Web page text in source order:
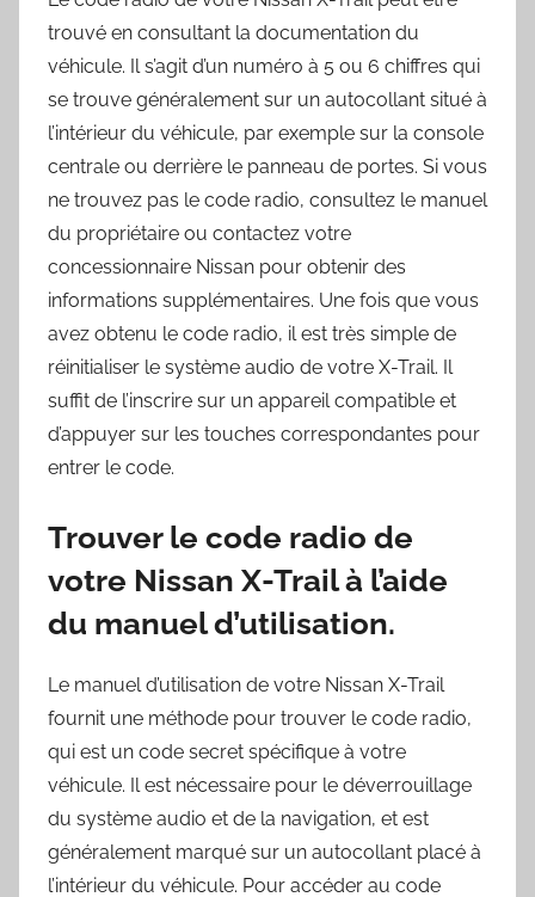
trouvé en consultant la documentation du
véhicule. Il s’agit d’un numéro à 5 ou 6 chiffres qui
se trouve généralement sur un autocollant situé à
l’intérieur du véhicule, par exemple sur la console
centrale ou derrière le panneau de portes. Si vous
ne trouvez pas le code radio, consultez le manuel
du propriétaire ou contactez votre
concessionnaire Nissan pour obtenir des
informations supplémentaires. Une fois que vous
avez obtenu le code radio, il est très simple de
réinitialiser le système audio de votre X-Trail. Il
suffit de l’inscrire sur un appareil compatible et
d’appuyer sur les touches correspondantes pour
entrer le code.
Trouver le code radio de
votre Nissan X-Trail à l’aide
du manuel d’utilisation.
Le manuel d’utilisation de votre Nissan X-Trail
fournit une méthode pour trouver le code radio,
qui est un code secret spécifique à votre
véhicule. Il est nécessaire pour le déverrouillage
du système audio et de la navigation, et est
généralement marqué sur un autocollant placé à
l’intérieur du véhicule. Pour accéder au code